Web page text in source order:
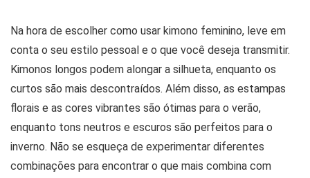
Na hora de escolher como usar kimono feminino, leve em
conta o seu estilo pessoal e o que você deseja transmitir.
Kimonos longos podem alongar a silhueta, enquanto os
curtos são mais descontraídos. Além disso, as estampas
florais e as cores vibrantes são ótimas para o verão,
enquanto tons neutros e escuros são perfeitos para o
inverno. Não se esqueça de experimentar diferentes
combinações para encontrar o que mais combina com